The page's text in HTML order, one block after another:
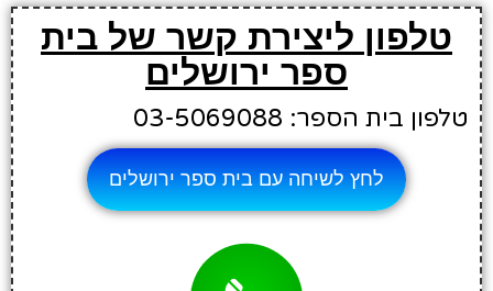
טלפון ליצירת קשר של בית
ספר ירושלים
טלפון בית הספר: 03-5069088
לחץ לשיחה עם בית ספר ירושלים